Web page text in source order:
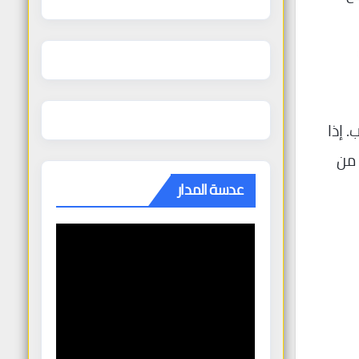
إذا
من
عدسة المدار